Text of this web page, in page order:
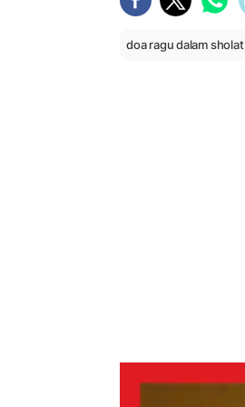
doa ragu dalam sholat